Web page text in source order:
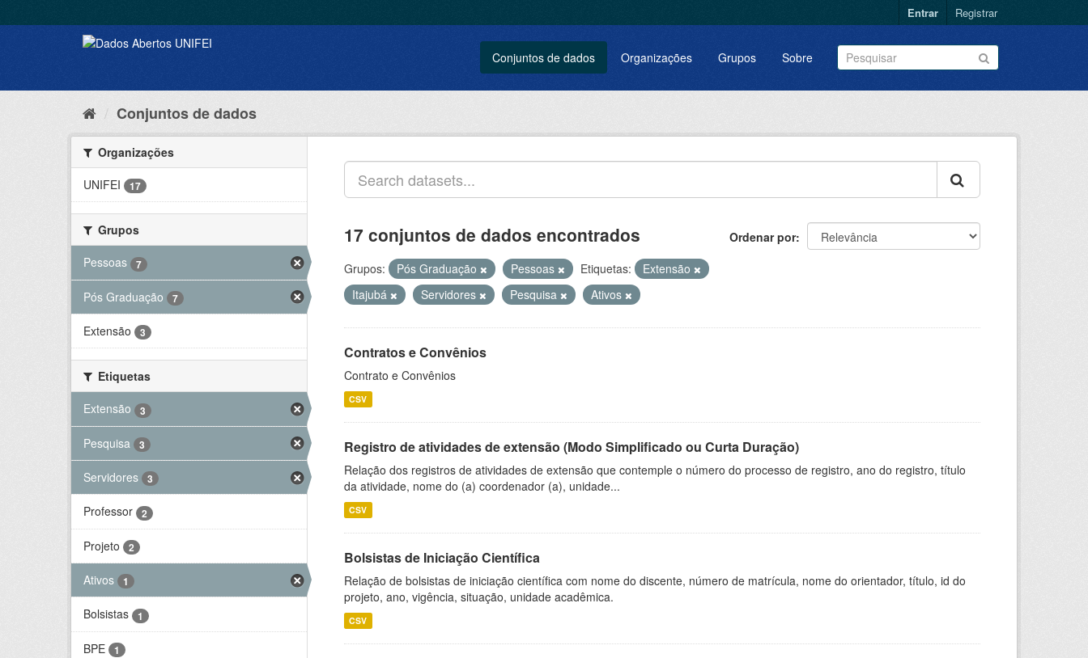
Entrar Registrar
Conjuntos de dados Organizações Grupos Sobre
Conjuntos de dados
Organizações
UNIFEI
17
Grupos
Pessoas
7
Pós Graduação 7
Extensão 3
Etiquetas
Extensão
3
Pesquisa 3
Servidores 3
Professor 2
Projeto 2
Ativos 1
Bolsistas 1
BPE 1
Ordenar por
17 conjuntos de dados encontrados
Grupos: Pós Graduação Pessoas Etiquetas:
Extensão
Itajubá
Servidores Pesquisa Ativos
Contratos e Convênios
Contrato e Convênios
CSV
Registro de atividades de extensão (Modo Simplificado ou Curta Duração)
Relação dos registros de atividades de extensão que contemple o número do processo de registro, ano do registro, título
da atividade, nome do (a) coordenador (a), unidade...
CSV
Bolsistas de Iniciação Científica
Relação de bolsistas de iniciação científica com nome do discente, número de matrícula, nome do orientador, título, id do
projeto, ano, vigência, situação, unidade acadêmica.
CSV